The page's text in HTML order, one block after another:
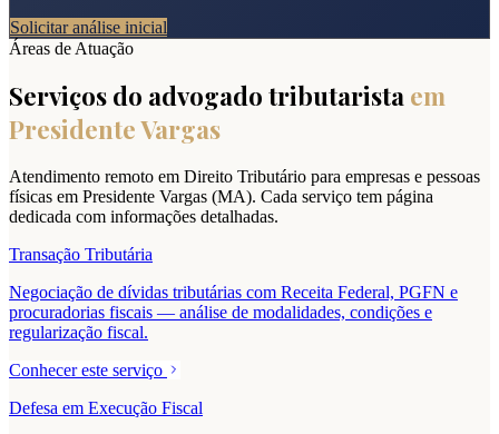
Solicitar análise inicial
Áreas de Atuação
Serviços do advogado tributarista em
Presidente Vargas
Atendimento remoto em Direito Tributário para empresas e pessoas
físicas em Presidente Vargas (MA). Cada serviço tem página
dedicada com informações detalhadas.
Transação Tributária
Negociação de dívidas tributárias com Receita Federal, PGFN e
procuradorias fiscais — análise de modalidades, condições e
regularização fiscal.
Conhecer este serviço
Defesa em Execução Fiscal